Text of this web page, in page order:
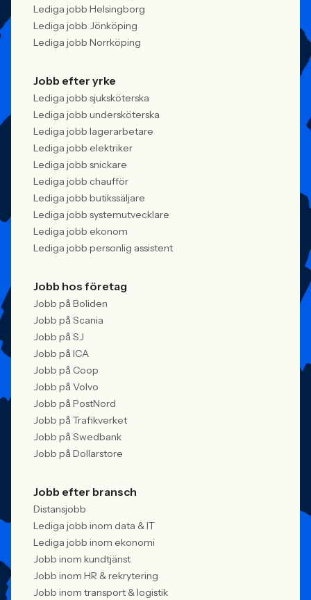
Lediga jobb Helsingborg
Lediga jobb Jönköping
Lediga jobb Norrköping
Jobb efter yrke
Lediga jobb sjuksköterska
Lediga jobb undersköterska
Lediga jobb lagerarbetare
Lediga jobb elektriker
Lediga jobb snickare
Lediga jobb chaufför
Lediga jobb butikssäljare
Lediga jobb systemutvecklare
Lediga jobb ekonom
Lediga jobb personlig assistent
Jobb hos företag
Jobb på Boliden
Jobb på Scania
Jobb på SJ
Jobb på ICA
Jobb på Coop
Jobb på Volvo
Jobb på PostNord
Jobb på Trafikverket
Jobb på Swedbank
Jobb på Dollarstore
Jobb efter bransch
Distansjobb
Lediga jobb inom data & IT
Lediga jobb inom ekonomi
Jobb inom kundtjänst
Jobb inom HR & rekrytering
Jobb inom transport & logistik